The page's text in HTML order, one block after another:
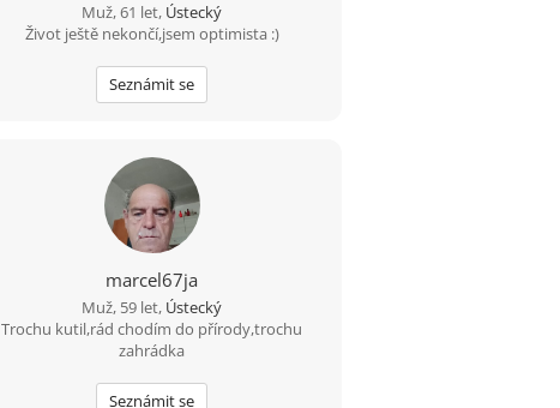
Muž, 61 let, Ústecký
Život ještě nekončí,jsem optimista :)
Seznámit se
marcel67ja
Muž, 59 let, Ústecký
Trochu kutil,rád chodím do přírody,trochu
zahrádka
Seznámit se